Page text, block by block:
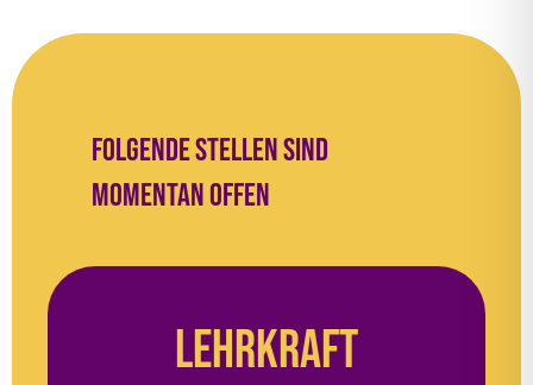
Folgende Stellen sind
momentan offen
Lehrkraft